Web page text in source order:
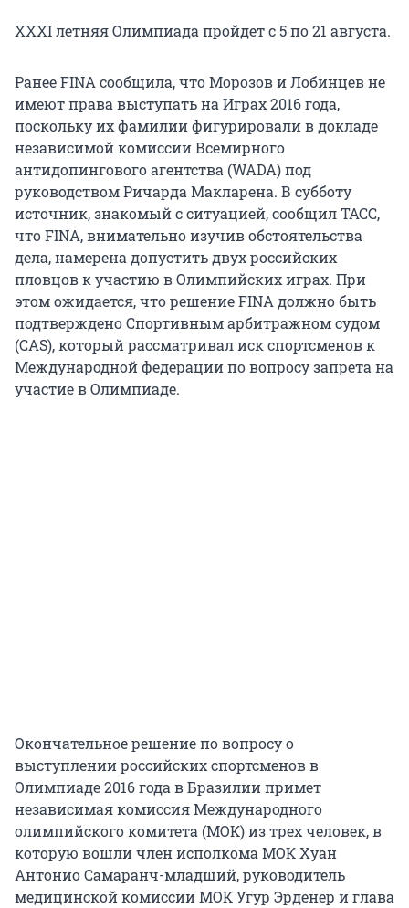
XXXI летняя Олимпиада пройдет с 5 по 21 августа.
Ранее FINA сообщила, что Морозов и Лобинцев не
имеют права выступать на Играх 2016 года,
поскольку их фамилии фигурировали в докладе
независимой комиссии Всемирного
антидопингового агентства (WADA) под
руководством Ричарда Макларена. В субботу
источник, знакомый с ситуацией, сообщил ТАСС,
что FINA, внимательно изучив обстоятельства
дела, намерена допустить двух российских
пловцов к участию в Олимпийских играх. При
этом ожидается, что решение FINA должно быть
подтверждено Спортивным арбитражном судом
(CAS), который рассматривал иск спортсменов к
Международной федерации по вопросу запрета на
участие в Олимпиаде.
Окончательное решение по вопросу о
выступлении российских спортсменов в
Олимпиаде 2016 года в Бразилии примет
независимая комиссия Международного
олимпийского комитета (МОК) из трех человек, в
которую вошли член исполкома МОК Хуан
Антонио Самаранч-младший, руководитель
медицинской комиссии МОК Угур Эрденер и глава